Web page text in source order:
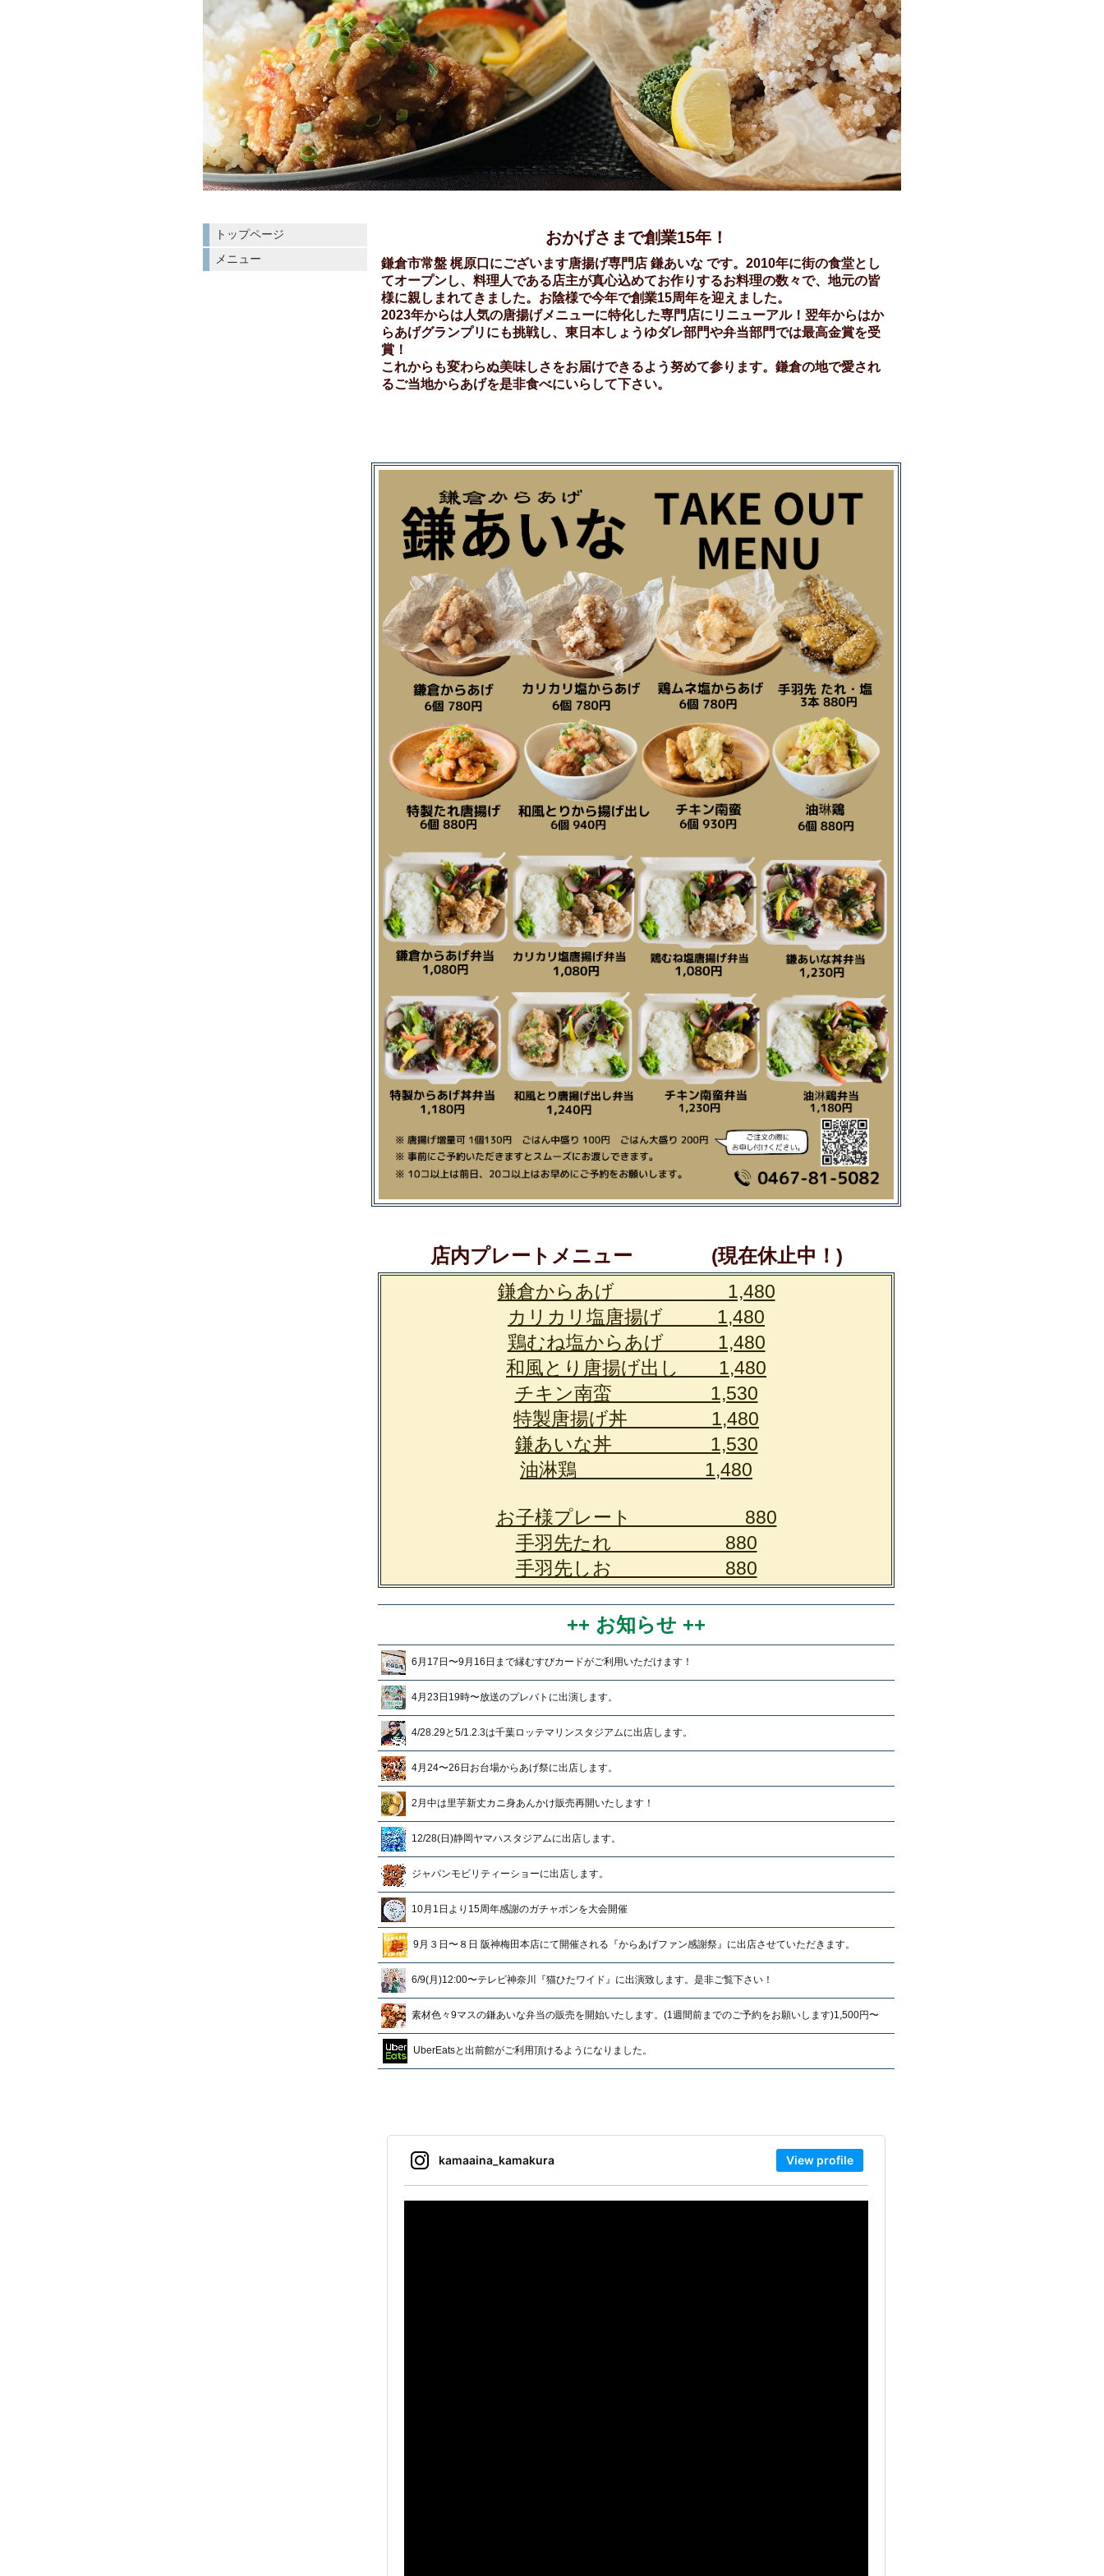
おかげさまで創業15年！
鎌倉市常盤 梶原口にございます唐揚げ専門店 鎌あいな です。2010年に街の食堂とし
てオープンし、料理人である店主が真心込めてお作りするお料理の数々で、地元の皆
様に親しまれてきました。お陰様で今年で創業15周年を迎えました。
2023年からは人気の唐揚げメニューに特化した専門店にリニューアル！翌年からはか
らあげグランプリにも挑戦し、東日本しょうゆダレ部門や弁当部門では最高金賞を受
賞！
これからも変わらぬ美味しさをお届けできるよう努めて参ります。鎌倉の地で愛され
るご当地からあげを是非食べにいらして下さい。
店内プレートメニュー (現在休止中！)
鎌倉からあげ 1,480
カリカリ塩唐揚げ 1,480
鶏むね塩からあげ 1,480
和風とり唐揚げ出し 1,480
チキン南蛮 1,530
特製唐揚げ丼 1,480
鎌あいな丼 1,530
油淋鶏 1,480
お子様プレート 880
手羽先たれ 880
手羽先しお 880
++ お知らせ ++
6月17日〜9月16日まで縁むすびカードがご利用いただけます！
4月23日19時〜放送のプレバトに出演します。
4/28.29と5/1.2.3は千葉ロッテマリンスタジアムに出店します。
4月24〜26日お台場からあげ祭に出店します。
2月中は里芋新丈カニ身あんかけ販売再開いたします！
12/28(日)静岡ヤマハスタジアムに出店します。
ジャパンモビリティーショーに出店します。
10月1日より15周年感謝のガチャポンを大会開催
9月３日〜８日 阪神梅田本店にて開催される『からあげファン感謝祭』に出店させていただきます。
6/9(月)12:00〜テレビ神奈川『猫ひたワイド』に出演致します。是非ご覧下さい！
素材色々9マスの鎌あいな弁当の販売を開始いたします。(1週間前までのご予約をお願いします)1,500円〜
UberEatsと出前館がご利用頂けるようになりました。
kamaaina_kamakura View profile
トップページ
メニュー